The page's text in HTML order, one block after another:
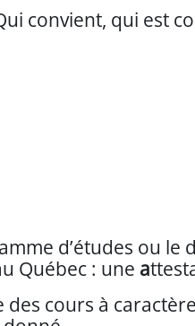
convient, qui est
1055480/mod_glossary/entry/
d’études ou le
Québec : une a
cours à